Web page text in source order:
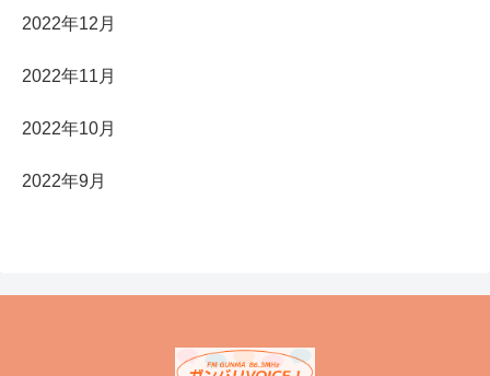
2022年12月
2022年11月
2022年10月
2022年9月